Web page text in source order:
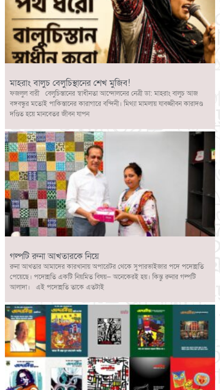
মাহরাং বালুচ বেলুচিস্থানের শেখ মুজিব!
ফজলুল বারী বেলুচিস্তানের স্বাধীনতা আন্দোলনের নেত্রী ডা: মাহরাং বালুচ আজ
বঙ্গবন্ধুর মতোই পাকিস্তানের কারাগারে বন্দিনী। মিথ্যা মামলায় যাবজ্জীবন কারাদণ্ড
দণ্ডিত হয়ে মানবেতর জীবন যাপন
গল্পটি রুনা আখতারকে নিয়ে
রুনা আখতার আমাদের কারখানায় অপারেটর থেকে সুপারভাইজার পদে পদোন্নতি
পেয়েছে। পদোন্নতি একটি নিয়মিত বিষয়— অনেকেরই হয়। কিন্তু রুনার গল্পটি
আলাদা। এই পদোন্নতি তাকে এতটাই